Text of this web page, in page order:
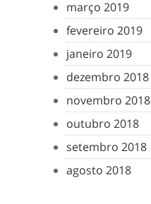
março 2019
fevereiro 2019
janeiro 2019
dezembro 2018
novembro 2018
outubro 2018
setembro 2018
agosto 2018